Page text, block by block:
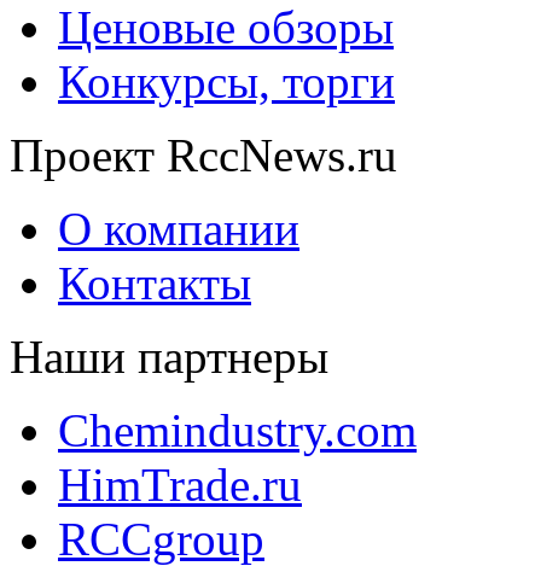
Ценовые обзоры
Конкурсы, торги
Проект RccNews.ru
О компании
Контакты
Наши партнеры
Chemindustry.com
HimTrade.ru
RCCgroup